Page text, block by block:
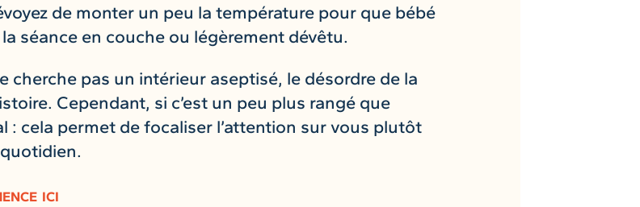
de monter un peu la température pour que bébé
séance en couche ou légèrement dévêtu.
cherche pas un intérieur aseptisé, le désordre de la
Cependant, si c’est un peu plus rangé que
: cela permet de focaliser l’attention sur vous plutôt
ici